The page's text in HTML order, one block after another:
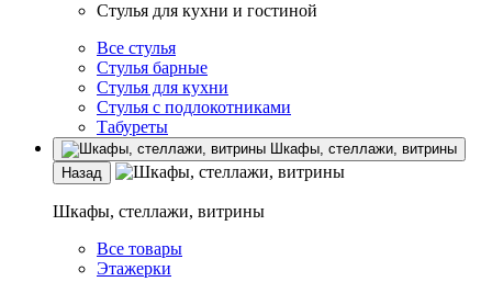
Стулья для кухни и гостиной
Все стулья
Стулья барные
Стулья для кухни
Стулья с подлокотниками
Табуреты
Шкафы, стеллажи, витрины
Назад
Шкафы, стеллажи, витрины
Все товары
Этажерки